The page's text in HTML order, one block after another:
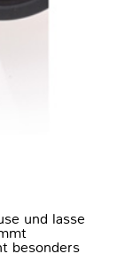
und lasse
besonders